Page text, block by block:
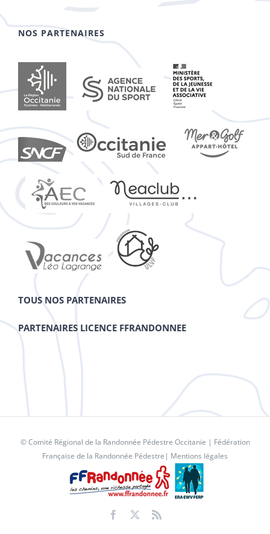
NOS PARTENAIRES
TOUS NOS PARTENAIRES
PARTENAIRES LICENCE FFRANDONNEE
© Comité Régional de la Randonnée Pédestre Occitanie | Fédération
Française de la Randonnée Pédestre | Mentions légales
Facebook